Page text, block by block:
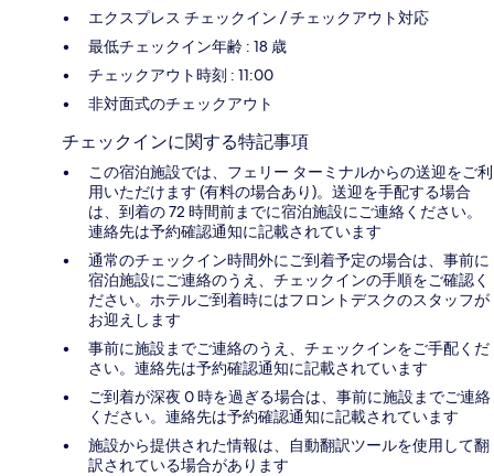
エクスプレス チェックイン / チェックアウト対応
最低チェックイン年齢 : 18 歳
チェックアウト時刻 : 11:00
非対面式のチェックアウト
チェックインに関する特記事項
この宿泊施設では、フェリー ターミナルからの送迎をご利
用いただけます (有料の場合あり)。送迎を手配する場合
は、到着の 72 時間前までに宿泊施設にご連絡ください。
連絡先は予約確認通知に記載されています
通常のチェックイン時間外にご到着予定の場合は、事前に
宿泊施設にご連絡のうえ、チェックインの手順をご確認く
ださい。ホテルご到着時にはフロントデスクのスタッフが
お迎えします
事前に施設までご連絡のうえ、チェックインをご手配くだ
さい。連絡先は予約確認通知に記載されています
ご到着が深夜 0 時を過ぎる場合は、事前に施設までご連絡
ください。連絡先は予約確認通知に記載されています
施設から提供された情報は、自動翻訳ツールを使用して翻
訳されている場合があります